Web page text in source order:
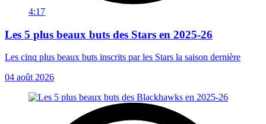
4:17
Les 5 plus beaux buts des Stars en 2025-26
Les cinq plus beaux buts inscrits par les Stars la saison dernière
04 août 2026